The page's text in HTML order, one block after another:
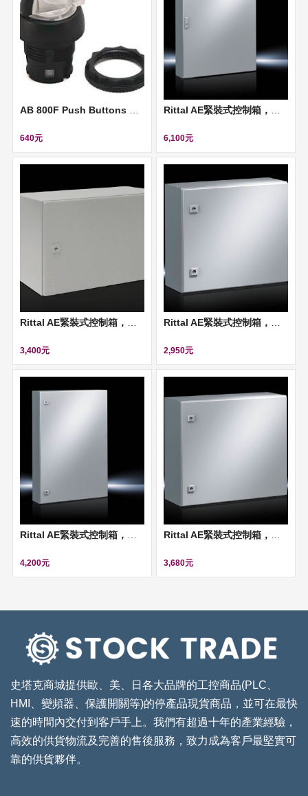
640元 6,100元
3,400元 2,950元
4,200元 3,680元
史塔克商城提供歐、美、日各大品牌的工控商品(PLC、
HMI、變頻器、保護開關等)的停產品現貨商品，並可在最快
速的時間內交付到客戶手上。我們有超過十年的產業經驗，
高效的供貨物流及完善的售後服務，致力成為客戶最堅實可
靠的供貨夥伴。